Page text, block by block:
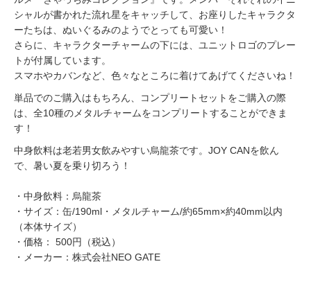
シャルが書かれた流れ星をキャッチして、お座りしたキャラクタ
ーたちは、ぬいぐるみのようでとっても可愛い！
さらに、キャラクターチャームの下には、ユニットロゴのプレー
トが付属しています。
スマホやカバンなど、色々なところに着けてあげてくださいね！
単品でのご購入はもちろん、コンプリートセットをご購入の際
は、全10種のメタルチャームをコンプリートすることができま
す！
中身飲料は老若男女飲みやすい烏龍茶です。JOY CANを飲ん
で、暑い夏を乗り切ろう！
・中身飲料：烏龍茶
・サイズ：缶/190ml・メタルチャーム/約65mm×約40mm以内
（本体サイズ）
・価格： 500円（税込）
・メーカー：株式会社NEO GATE